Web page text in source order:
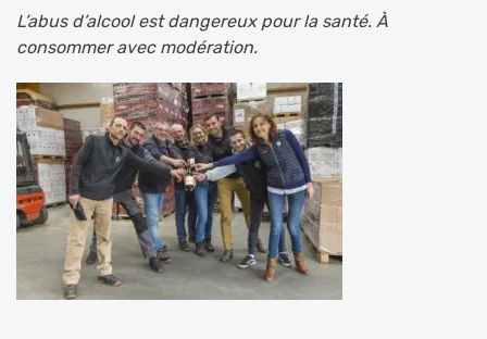
L’abus d’alcool est dangereux pour la santé. À
consommer avec modération.